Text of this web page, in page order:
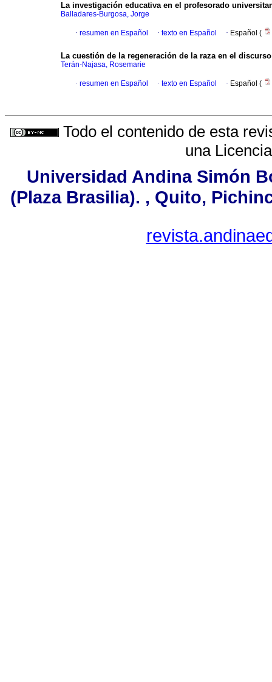
La investigación educativa en el profesorado
Balladares-Burgosa, Jorge
· resumen en Español · texto en Español · Español (
La cuestión de la regeneración de la raza en el
Terán-Najasa, Rosemarie
· resumen en Español · texto en Español · Español (
Todo el contenido de esta
una
Universidad Andina Simón
(Plaza Brasilia). , Quito,